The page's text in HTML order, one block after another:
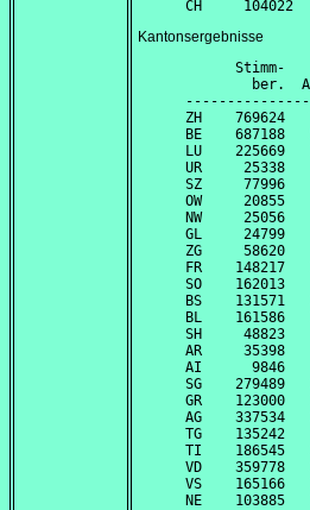
Kantonsergebnisse
Stimm-
ber.
ZH    769624
BE    687188
LU
UR
SZ     77996
OW
NW
GL
ZG     58620
FR
SO
BS
BL    161586
SH     48823
AR     35398
AI      9846
SG
GR
AG    337534
TG
TI    186545
VD    359778
VS    165166
NE